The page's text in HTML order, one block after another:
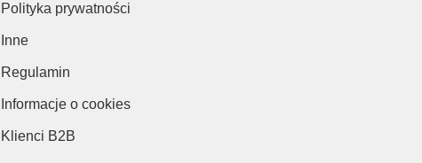
Polityka prywatności
Inne
Regulamin
Informacje o cookies
Klienci B2B